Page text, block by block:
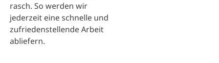
rasch. So werden wir
jederzeit eine schnelle und
zufriedenstellende Arbeit
abliefern.